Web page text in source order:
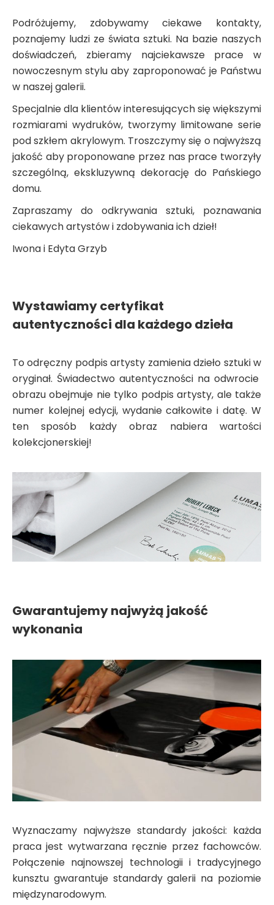
Podróżujemy, zdobywamy ciekawe kontakty,
poznajemy ludzi ze świata sztuki. Na bazie naszych
doświadczeń, zbieramy najciekawsze prace w
nowoczesnym stylu aby zaproponować je Państwu
w naszej galerii.
Specjalnie dla klientów interesujących się większymi
rozmiarami wydruków, tworzymy limitowane serie
pod szkłem akrylowym. Troszczymy się o najwyższą
jakość aby proponowane przez nas prace tworzyły
szczególną, ekskluzywną dekorację do Pańskiego
domu.
Zapraszamy do odkrywania sztuki, poznawania
ciekawych artystów i zdobywania ich dzieł!
Iwona i Edyta Grzyb
Wystawiamy certyfikat
autentyczności dla każdego dzieła
To odręczny podpis artysty zamienia dzieło sztuki w
oryginał. Świadectwo autentyczności na odwrocie
obrazu obejmuje nie tylko podpis artysty, ale także
numer kolejnej edycji, wydanie całkowite i datę. W
ten sposób każdy obraz nabiera wartości
kolekcjonerskiej!
Gwarantujemy najwyżą jakość
wykonania
Wyznaczamy najwyższe standardy jakości: każda
praca jest wytwarzana ręcznie przez fachowców.
Połączenie najnowszej technologii i tradycyjnego
kunsztu gwarantuje standardy galerii na poziomie
międzynarodowym.